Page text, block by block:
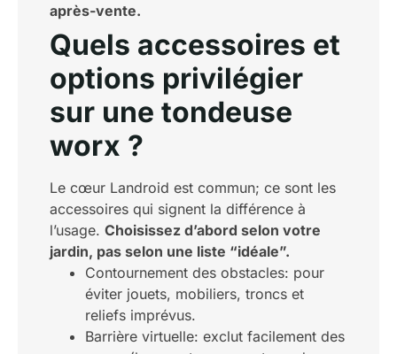
après-vente.
Quels accessoires et
options privilégier
sur une tondeuse
worx ?
Le cœur Landroid est commun; ce sont les
accessoires qui signent la différence à
l’usage. Choisissez d’abord selon votre
jardin, pas selon une liste “idéale”.
Contournement des obstacles: pour
éviter jouets, mobiliers, troncs et
reliefs imprévus.
Barrière virtuelle: exclut facilement des